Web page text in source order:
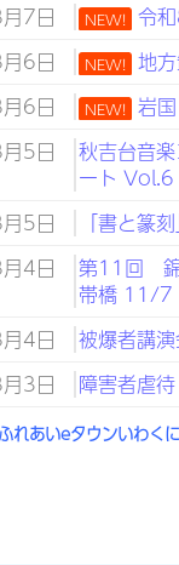
7日
NEW! 令
6日
NEW! 地
6日
NEW! 岩
5日
秋吉台音
ート
5日
「書と
4日
第11回 錦
帯橋 11/7
4日
被爆者講
3日
障害者虐
ふれあいeタウンいわくに